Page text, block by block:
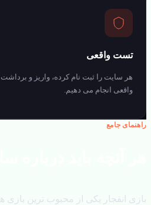
تست واقعی
هر سایت را ثبت نام کرده، واریز و برداشت
واقعی انجام می دهیم.
راهنمای جامع
بازی انفجار یکی از محبوب ترین